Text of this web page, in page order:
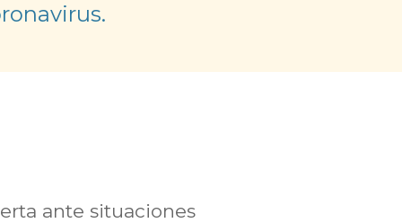
ante situaciones